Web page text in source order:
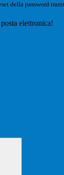
della password
elettronica!